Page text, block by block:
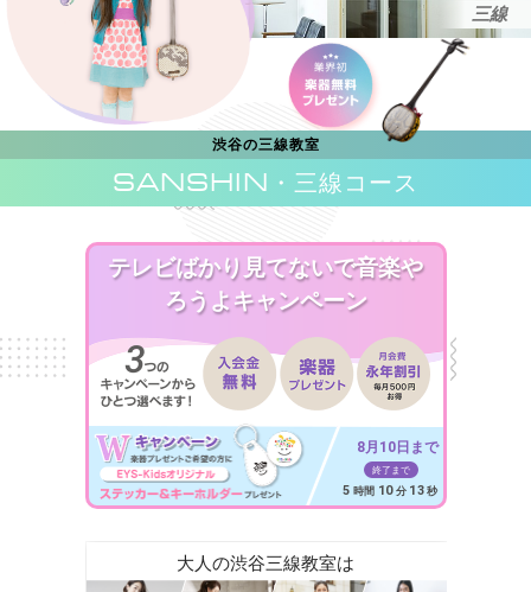
三線
渋谷の三線教室
SANSHIN ・三線コース
テレビばかり見てないで音楽や
ろうよキャンペーン
8月10日まで
終了まで
5 時間 10 分 11 秒
大人の渋谷三線教室は